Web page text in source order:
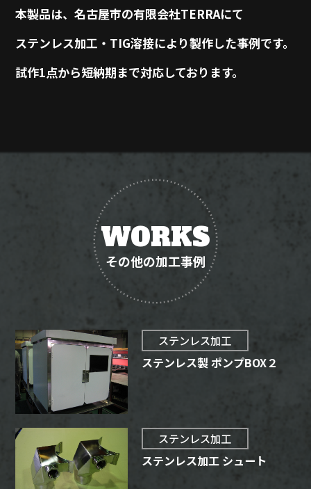
本製品は、名古屋市の有限会社TERRAにて
ステンレス加工・TIG溶接により製作した事例です。
試作1点から短納期まで対応しております。
WORKS
その他の加工事例
ステンレス加工
ステンレス製 ポンプBOX２
ステンレス加工
ステンレス加工 シュート